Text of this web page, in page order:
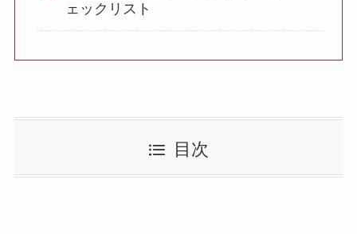
ェックリスト
目次